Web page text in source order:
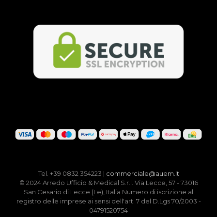
Tel. +39 0832 354223 | commerciale@auem.it
© 2024 Arredo Ufficio & Medical S.r.l. Via Lecce, 57 - 73016
San Cesario di Lecce (Le), Italia Numero di iscrizione al
registro delle imprese ai sensi dell'art. 7 del D.Lgs 70/2003 -
04791520754